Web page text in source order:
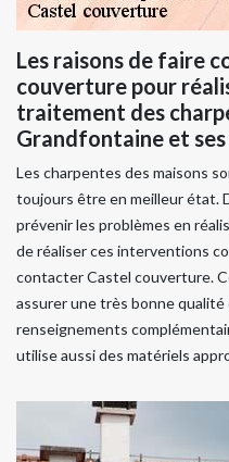
Les raisons de faire
couverture pour
traitement des
Grandfontaine et
Les charpentes des maisons
toujours être en meilleur état.
prévenir les problèmes en
de réaliser ces interventions
contacter Castel couverture.
assurer une très bonne qualité
renseignements
utilise aussi des matériels